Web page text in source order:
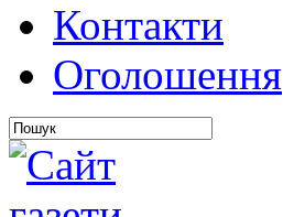
Контакти
Оголошення